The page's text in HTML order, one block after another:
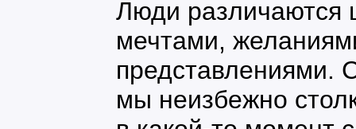
Люди различаются
мечтами,
представлениями.
мы неизбежно